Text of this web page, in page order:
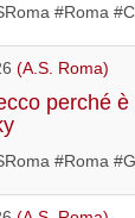
#Roma
(A.S. Roma)
perché
#Roma